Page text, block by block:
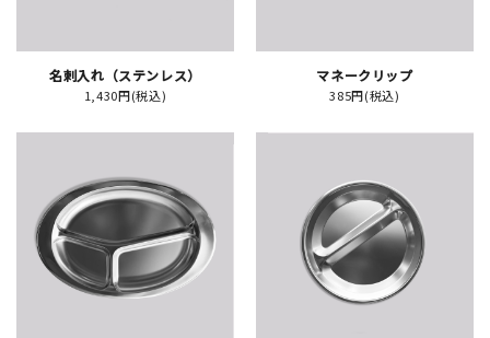
カートを見る
よくある質問
お問い合わせ
名刺入れ（ステンレス）
1,430円(税込)
マネークリップ
385円(税込)